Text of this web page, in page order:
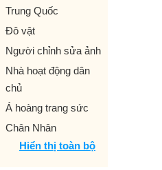
Trung Quốc
Đô vật
Người chỉnh sửa ảnh
Nhà hoạt động dân
chủ
Á hoàng trang sức
Chân Nhân
Chủ tịch nước
Hiển thị toàn bộ